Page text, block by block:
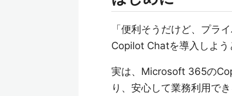
「便利そうだけど、プラ
Copilot Chatを導入しよう
実は、Microsoft 365の
り、安心して業務利用で